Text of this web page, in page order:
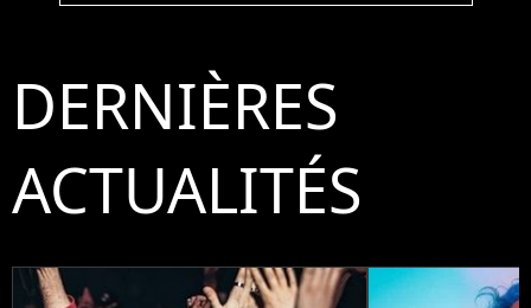
DERNIÈRES
ACTUALITÉS